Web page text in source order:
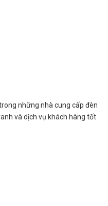
những nhà cung cấp đèn
và dịch vụ khách hàng tốt